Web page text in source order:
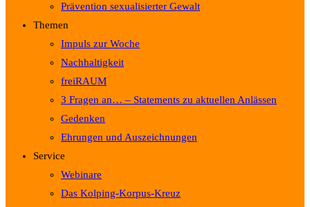
Prävention sexualisierter Gewalt
Themen
Impuls zur Woche
Nachhaltigkeit
freiRAUM
3 Fragen an… – Statements zu aktuellen Anlässen
Gedenken
Ehrungen und Auszeichnungen
Service
Webinare
Das Kolping-Korpus-Kreuz